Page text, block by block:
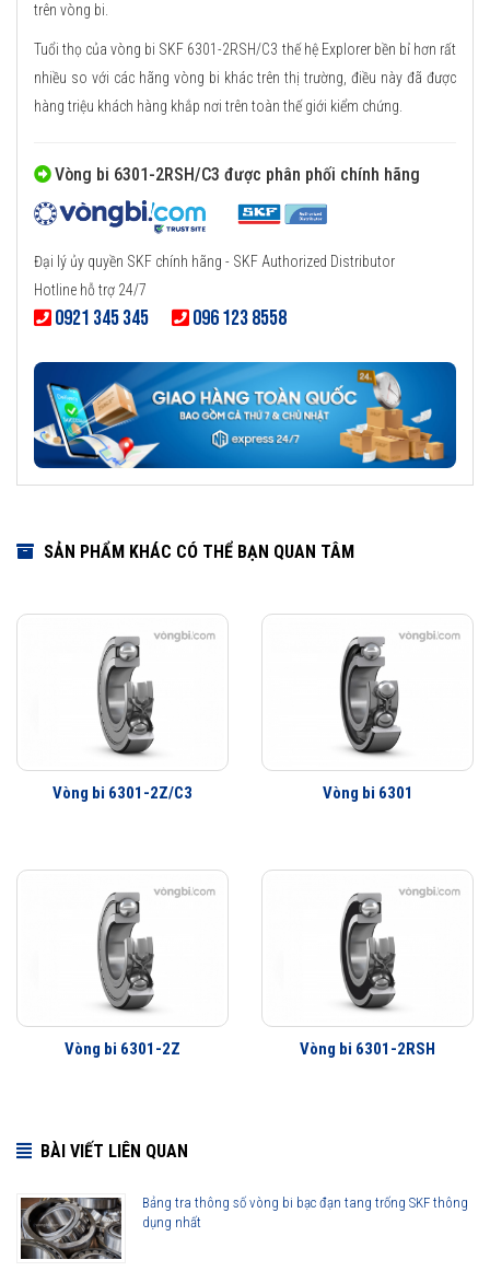
trên vòng bi.
Tuổi thọ của vòng bi SKF 6301-2RSH/C3 thế hệ Explorer bền bỉ hơn rất
nhiều so với các hãng vòng bi khác trên thị trường, điều này đã được
hàng triệu khách hàng khắp nơi trên toàn thế giới kiểm chứng.
Vòng bi 6301-2RSH/C3 được phân phối chính hãng
Đại lý ủy quyền SKF chính hãng - SKF Authorized Distributor
Hotline hỗ trợ 24/7
0921 345 345 096 123 8558
SẢN PHẨM KHÁC CÓ THỂ BẠN QUAN TÂM
Vòng bi 6301-2Z/C3 Vòng bi 6301
Vòng bi 6301-2Z Vòng bi 6301-2RSH
BÀI VIẾT LIÊN QUAN
Bảng tra thông số vòng bi bạc đạn tang trống SKF thông
dụng nhất